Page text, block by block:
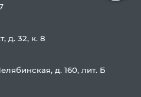
д. 32, к. 8
д. 160, лит. Б